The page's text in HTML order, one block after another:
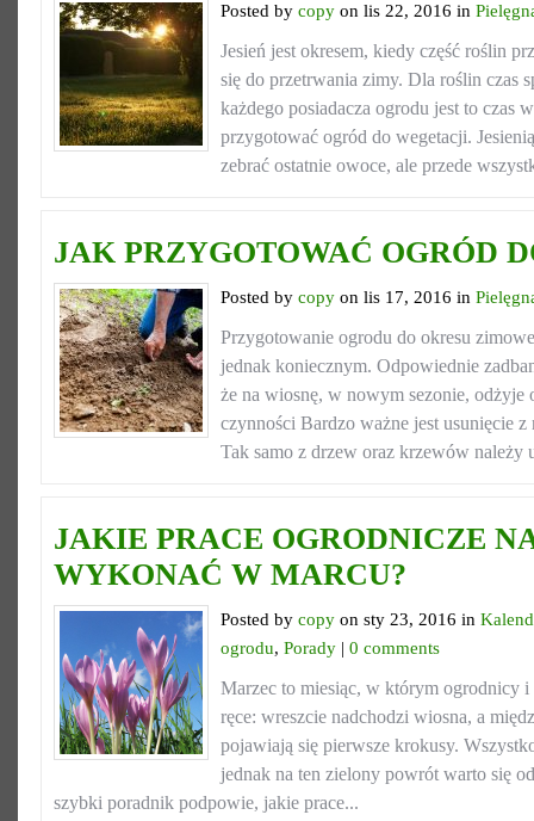
Posted by copy on lis 22, 2016 in
Jesień jest okresem, kiedy część roślin
się do przetrwania zimy. Dla roślin czas
każdego posiadacza ogrodu jest to czas
przygotować ogród do wegetacji.
zebrać ostatnie owoce, ale przede
JAK PRZYGOTOWAĆ OGRÓD
Posted by copy on lis 17, 2016 in
Przygotowanie ogrodu do okresu
jednak koniecznym. Odpowiednie
że na wiosnę, w nowym sezonie, odżyje
czynności Bardzo ważne jest usunięcie
Tak samo z drzew oraz krzewów należy
JAKIE PRACE OGRODNICZE
WYKONAĆ W MARCU?
Posted by copy on sty 23, 2016 in
ogrodu, Porady | 0 comments
Marzec to miesiąc, w którym ogrodnicy i
ręce: wreszcie nadchodzi wiosna, a
pojawiają się pierwsze krokusy.
jednak na ten zielony powrót warto się
szybki poradnik podpowie, jakie prace...